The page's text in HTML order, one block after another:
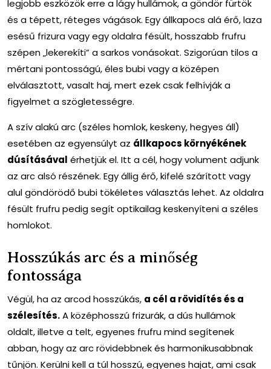
legjobb eszközök erre a lágy hullámok, a göndör fürtök
és a tépett, réteges vágások. Egy állkapocs alá érő, laza
esésű frizura vagy egy oldalra fésült, hosszabb frufru
szépen „lekerekíti” a sarkos vonásokat. Szigorúan tilos a
mértani pontosságú, éles bubi vagy a középen
elválasztott, vasalt haj, mert ezek csak felhívják a
figyelmet a szögletességre.
A szív alakú arc (széles homlok, keskeny, hegyes áll)
esetében az egyensúlyt az állkapocs környékének
dúsításával érhetjük el. Itt a cél, hogy volument adjunk
az arc alsó részének. Egy állig érő, kifelé szárított vagy
alul göndörödő bubi tökéletes választás lehet. Az oldalra
fésült frufru pedig segít optikailag keskenyíteni a széles
homlokot.
Hosszúkás arc és a minőség
fontossága
Végül, ha az arcod hosszúkás, a cél a rövidítés és a
szélesítés.A középhosszú frizurák, a dús hullámok
oldalt, illetve a telt, egyenes frufru mind segítenek
abban, hogy az arc rövidebbnek és harmonikusabbnak
tűnjön. Kerülni kell a túl hosszú, egyenes hajat, ami csak